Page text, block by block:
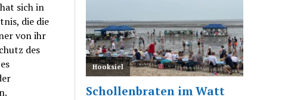
sich in
die die
von ihr
des